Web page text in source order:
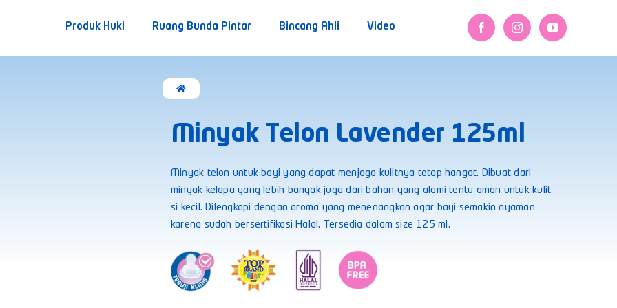
Produk Huki Ruang Bunda Pintar Bincang Ahli Video
Minyak Telon Lavender 125ml
Minyak telon untuk bayi yang dapat menjaga kulitnya tetap hangat. Dibuat dari
minyak kelapa yang lebih banyak juga dari bahan yang alami tentu aman untuk kulit
si kecil. Dilengkapi dengan aroma yang menenangkan agar bayi semakin nyaman
karena sudah bersertifikasi Halal. Tersedia dalam size 125 ml.